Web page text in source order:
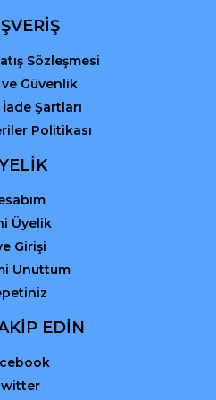
Sözleşmesi
Güvenlik
Şartları
Politikası
Üyelik
Girişi
Unuttum
EDİN